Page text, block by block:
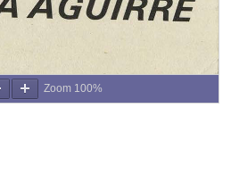
Zoom 100%